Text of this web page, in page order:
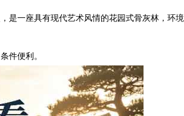
是一座具有现代艺术风情的花园式骨灰林，环境
件便利。